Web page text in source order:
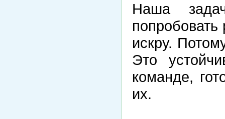
Наша
искру.
Это
команде,
их.